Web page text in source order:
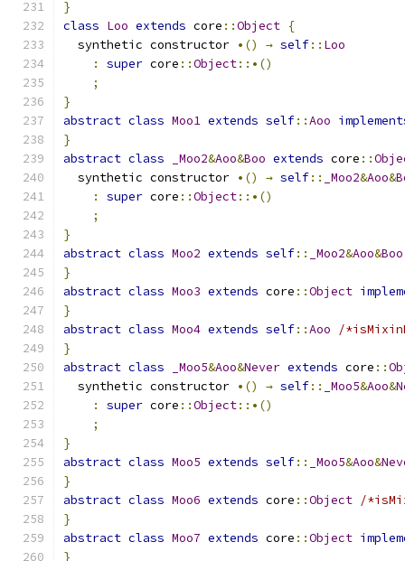
}
class Loo extends core ::Object {
  synthetic constructor
•() → self:: Loo
:
super core ::Object::•()
;
}
abstract class Moo1 extends self::Aoo
}
abstract class _Moo2&Aoo&Boo extends core ::
  synthetic constructor
•() → self:: _Moo2&Aoo&
:
super core ::Object::•()
;
}
abstract class Moo2 extends self:: _Moo2&Aoo&Boo
}
abstract class Moo3 extends core ::Object
}
abstract class Moo4 extends self::Aoo
/
}
abstract class _Moo5&Aoo&Never extends core ::
  synthetic constructor
•() → self:: _Moo5&Aoo&
:
super core ::Object::•()
;
}
abstract class Moo5 extends self:: _Moo5&Aoo&
}
abstract class Moo6 extends core ::Object /
}
abstract class Moo7 extends core ::Object
}